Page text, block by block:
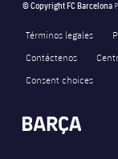
© Copyright FC Barcelona
Términos legales
Contáctenos
Consent choices